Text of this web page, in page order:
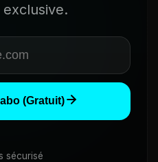
(Gratuit)
sécurisé